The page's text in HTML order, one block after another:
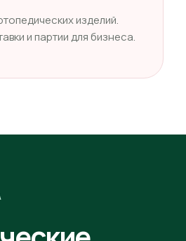
изделий.
и партии для бизнеса.